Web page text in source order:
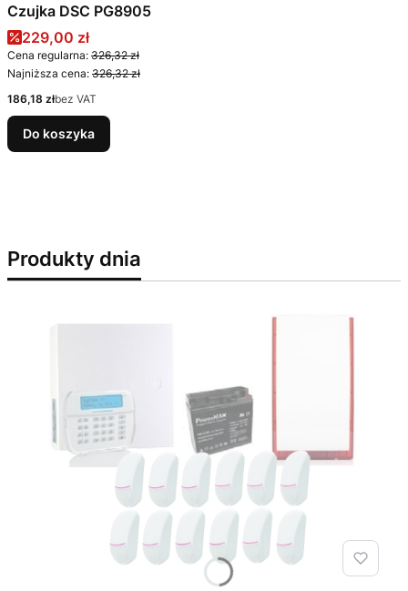
Czujka DSC PG8905
Cena promocyjna
229,00 zł
Cena regularna: 326,32 zł
Najniższa cena: 326,32 zł
Cena
186,18 złbez VAT
Do koszyka
Produkty dnia